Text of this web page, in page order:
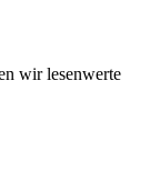
wir lesenwerte